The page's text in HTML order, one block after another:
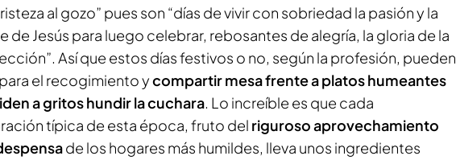
al gozo” pues son “días de vivir con sobriedad la pasión y la
de Jesús para luego celebrar, rebosantes de alegría, la gloria de la
Así que estos días festivos o no, según la profesión, pueden
el recogimiento ycompartir mesa frente a platos humeantes
a gritos hundir la cuchara. Lo increíble es que cada
típica de esta época, fruto del riguroso aprovechamiento
de los hogares más humildes, lleva unos ingredientes